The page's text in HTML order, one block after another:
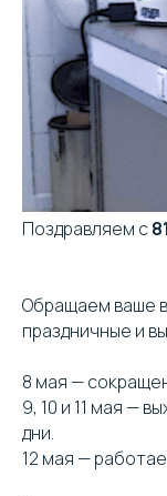
Поздравляем с
Обращаем ваше
праздничные и
8 мая —
9, 10 и 11 мая —
дни.
12 мая —
+7